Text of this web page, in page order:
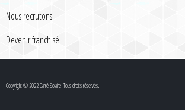
Nous recrutons
Devenir franchisé
Copyright © 2022 Carré Solaire. Tous droits réservés.